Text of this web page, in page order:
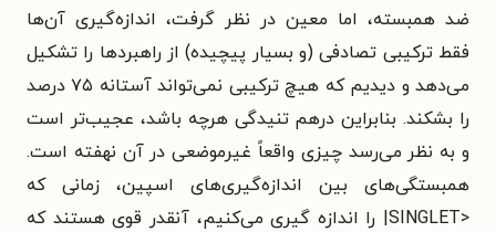
ضد همبسته، اما معین در نظر گرفت، اندازه‌گیری آن‌ها
فقط ترکیبی تصادفی (و بسیار پیچیده) از راهبردها را تشکیل
می‌دهد و دیدیم که هیچ ترکیبی نمی‌تواند آستانه ۷۵ درصد
را بشکند. بنابراین درهم تنیدگی هرچه باشد، عجیب‌تر است
و به نظر می‌رسد چیزی واقعاً غیرموضعی در آن نهفته است.
همبستگی‌های بین اندازه‌گیری‌های اسپین، زمانی که
<SINGLET| را اندازه گیری می‌کنیم، آنقدر قوی هستند که